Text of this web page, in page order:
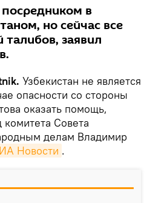
в
но сейчас все
талибов, заявил
Узбекистан не является
опасности со стороны
оказать помощь,
Совета
делам Владимир
Новости .